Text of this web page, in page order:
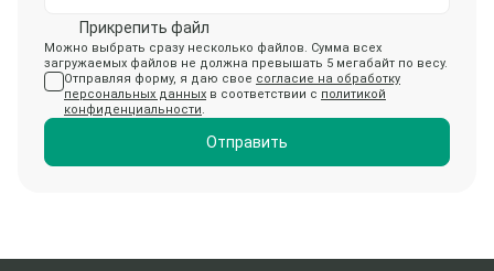
Прикрепить файл
Можно выбрать сразу несколько файлов. Сумма всех
загружаемых файлов не должна превышать 5 мегабайт по весу.
Отправляя форму, я даю свое согласие на обработку
персональных данных в соответствии с политикой
конфиденциальности.
Отправить